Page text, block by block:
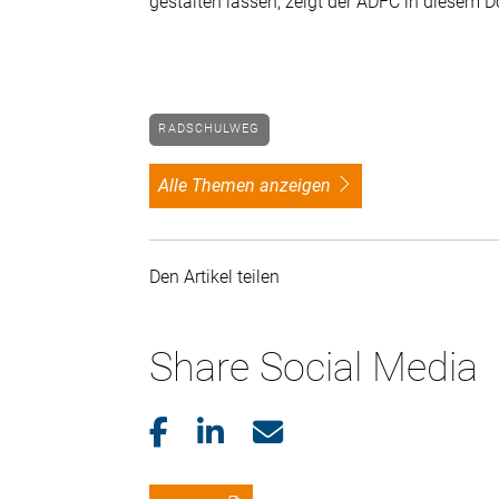
RADSCHULWEG
alle Themen anzeigen
Den Artikel teilen
Share Social Media